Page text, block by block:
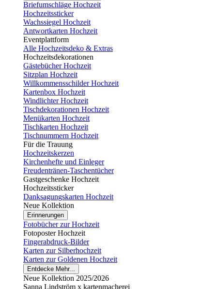
Briefumschläge Hochzeit
Hochzeitssticker
Wachssiegel Hochzeit
Antwortkarten Hochzeit
Eventplattform
Alle Hochzeitsdeko & Extras
Hochzeitsdekorationen
Gästebücher Hochzeit
Sitzplan Hochzeit
Willkommensschilder Hochzeit
Kartenbox Hochzeit
Windlichter Hochzeit
Tischdekorationen Hochzeit
Menükarten Hochzeit
Tischkarten Hochzeit
Tischnummern Hochzeit
Für die Trauung
Hochzeitskerzen
Kirchenhefte und Einleger
Freudentränen-Taschentücher
Gastgeschenke Hochzeit
Hochzeitssticker
Danksagungskarten Hochzeit
Neue Kollektion
Erinnerungen
Fotobücher zur Hochzeit
Fotoposter Hochzeit
Fingerabdruck-Bilder
Karten zur Silberhochzeit
Karten zur Goldenen Hochzeit
Entdecke Mehr...
Neue Kollektion 2025/2026
Sanna Lindström x kartenmacherei